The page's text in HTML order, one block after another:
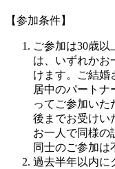
【参加条件】
ご参加は30歳
は、いずれかお
けます。ご結婚
居中のパートナ
ってご参加いた
後までお受けい
お一人で同様の
同士のご参加は
過去半年以内に